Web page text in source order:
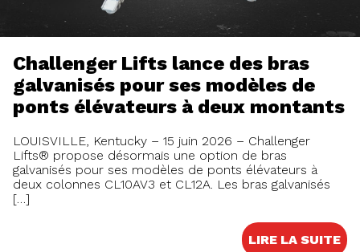
Challenger Lifts lance des bras
galvanisés pour ses modèles de
ponts élévateurs à deux montants
LOUISVILLE, Kentucky – 15 juin 2026 – Challenger
Lifts® propose désormais une option de bras
galvanisés pour ses modèles de ponts élévateurs à
deux colonnes CL10AV3 et CL12A. Les bras galvanisés
[…]
LIRE LA SUITE